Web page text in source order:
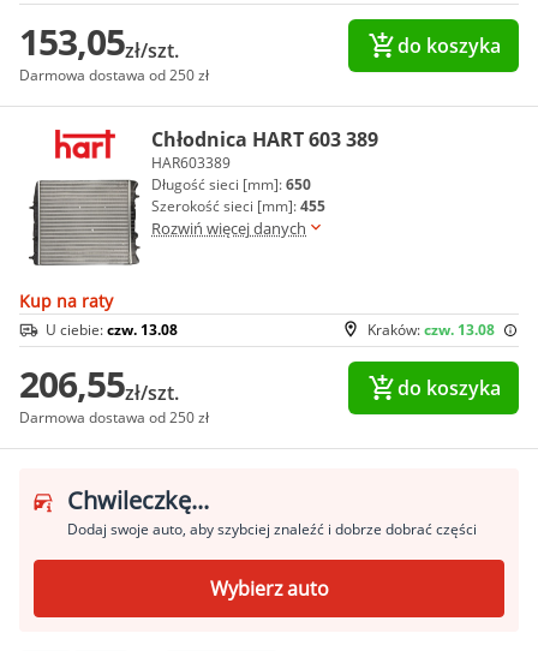
153,05zł/szt.
Darmowa dostawa od 250 zł
do koszyka
Chłodnica HART 603 389
HAR603389
Długość sieci [mm]:650
Szerokość sieci [mm]:455
Rozwiń więcej danych
Kup na raty
Kraków:czw. 13.08
U ciebie:czw. 13.08
206,55zł/szt.
Darmowa dostawa od 250 zł
do koszyka
Chwileczkę...
Dodaj swoje auto, aby szybciej znaleźć i dobrze dobrać części
Wybierz auto